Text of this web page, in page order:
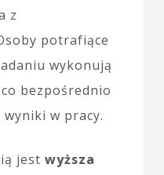
z
potrafiące
wykonują
bezpośrednio
wyniki w pracy.
jest wyższa